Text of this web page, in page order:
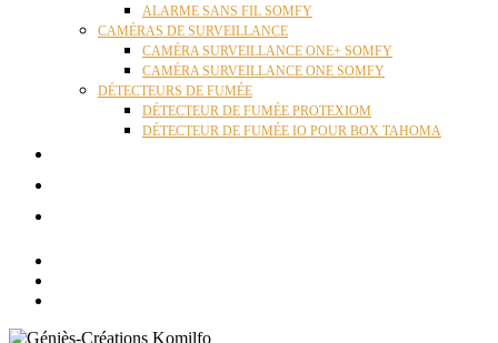
ALARME SANS FIL SOMFY
CAMÉRAS DE SURVEILLANCE
CAMÉRA SURVEILLANCE ONE+ SOMFY
CAMÉRA SURVEILLANCE ONE SOMFY
DÉTECTEURS DE FUMÉE
DÉTECTEUR DE FUMÉE PROTEXIOM
DÉTECTEUR DE FUMÉE IO POUR BOX TAHOMA